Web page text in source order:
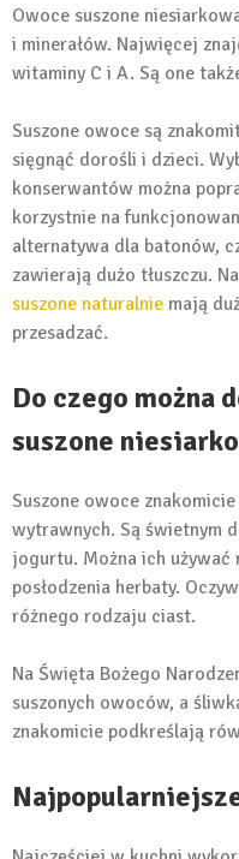
Owoce suszone
i minerałów. Najwięcej
witaminy C i A. Są one
Suszone owoce są
sięgnąć dorośli i dzieci.
konserwantów można
korzystnie na
alternatywa dla batonów,
zawierają dużo tłuszczu.
suszone naturalnie mają
przesadzać.
Do czego można
suszone
Suszone owoce
wytrawnych. Są świetnym
jogurtu. Można ich
posłodzenia herbaty.
różnego rodzaju ciast.
Na Święta Bożego
suszonych owoców, a
znakomicie podkreślają